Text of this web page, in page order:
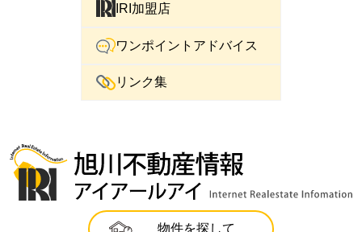
IRI加盟店
ワンポイントアドバイス
リンク集
物件を探して